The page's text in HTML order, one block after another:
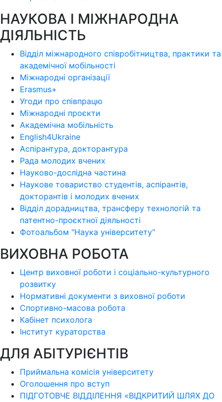
НАУКОВА І МІЖНАРОДНА
ДІЯЛЬНІСТЬ
Відділ міжнародного співробітництва, практики та
академічної мобільності
Міжнародні організації
Erasmus+
Угоди про співпрацю
Міжнародні проєкти
Академічна мобільність
English4Ukraine
Аспірантура, докторантура
Рада молодих вчених
Науково-дослідна частина
Наукове товариство студентів, аспірантів,
докторантів і молодих вчених
Відділ дорадництва, трансферу технологій та
патентно-проєктної діяльності
Фотоальбом "Наука університету"
ВИХОВНА РОБОТА
Центр виховної роботи і соціально-культурного
розвитку
Нормативні документи з виховної роботи
Спортивно-масова робота
Кабінет психолога
Інститут кураторства
ДЛЯ АБІТУРІЄНТІВ
Приймальна комісія університету
Оголошення про вступ
ПІДГОТОВЧЕ ВІДДІЛЕННЯ «ВІДКРИТИЙ ШЛЯХ ДО